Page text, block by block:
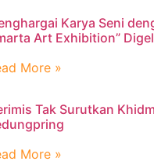
Karya Seni
Art Exhibition”
More »
Tak Surutkan
More »